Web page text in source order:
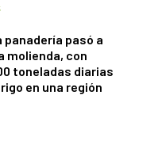
panadería pasó a
molienda, con
toneladas diarias
en una región